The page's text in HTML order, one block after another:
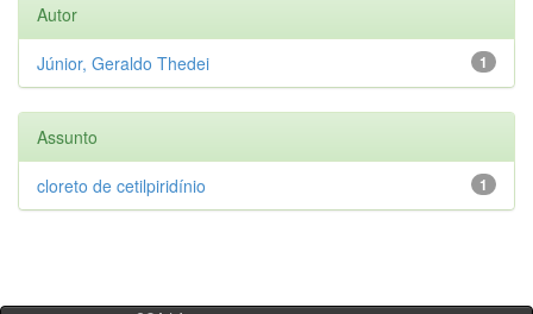
Autor
1
Júnior, Geraldo Thedei
Assunto
1
cloreto de cetilpiridínio